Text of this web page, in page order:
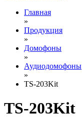
Главная
»
Продукция
»
Домофоны
»
Аудиодомофоны
»
TS-203Kit
TS-203Kit